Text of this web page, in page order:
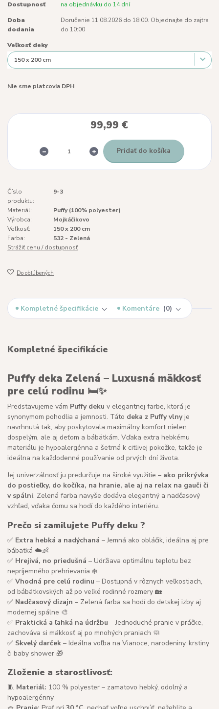
Dostupnosť na objednávku do 14 dní
Doba
dodania
Doručenie 11.08.2026 do 18:00. Objednajte do zajtra
do 10:00
Veľkosť deky
Nie sme platcovia DPH
99,99 €
Pridať do košíka
Číslo
produktu:
9-3
Materiál:
Puffy (100% polyester)
Výrobca:
Mojkáčikovo
Veľkosť:
150 x 200 cm
Farba:
532 - Zelená
Strážiť cenu / dostupnosť
Do obľúbených
Kompletné špecifikácie Komentáre 0
Kompletné špecifikácie
Puffy deka Zelená – Luxusná mäkkosť
pre celú rodinu 🛏️✨
Predstavujeme vám Puffy deku v elegantnej farbe, ktorá je
synonymom pohodlia a jemnosti. Táto deka z Puffy vlnyje
navrhnutá tak, aby poskytovala maximálny komfort nielen
dospelým, ale aj deťom a bábätkám. Vďaka extra hebkému
materiálu je hypoalergénna a šetrná k citlivej pokožke, takže je
ideálna na každodenné používanie od prvých dní života.
Jej univerzálnosť ju predurčuje na široké využitie – ako prikrývka
do postieľky, do kočíka, na hranie, ale aj na relax na gauči či
v spálni. Zelená farba navyše dodáva elegantný a nadčasový
vzhľad, vďaka čomu sa hodí do každého interiéru.
Prečo si zamilujete Puffy deku ?
✅ Extra hebká a nadýchaná – Jemná ako obláčik, ideálna aj pre
bábätká ☁️👶
✅ Hrejivá, no priedušná – Udržiava optimálnu teplotu bez
nepríjemného prehrievania ❄️
✅ Vhodná pre celú rodinu – Dostupná v rôznych veľkostiach,
od bábätkovských až po veľké rodinné rozmery 🏡
✅ Nadčasový dizajn – Zelená farba sa hodí do detskej izby aj
modernej spálne 🎨
✅ Praktická a ľahká na údržbu – Jednoduché pranie v práčke,
zachováva si mäkkosť aj po mnohých praniach 🧼
✅ Skvelý darček – Ideálna voľba na Vianoce, narodeniny, krstiny
či baby shower 🎁
Zloženie a starostlivosť:
🧵 Materiál: 100 % polyester – zamatovo hebký, odolný a
hypoalergénny